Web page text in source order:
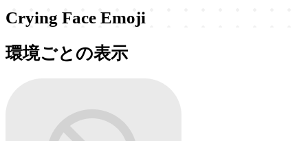
Crying Face Emoji
環境ごとの表示